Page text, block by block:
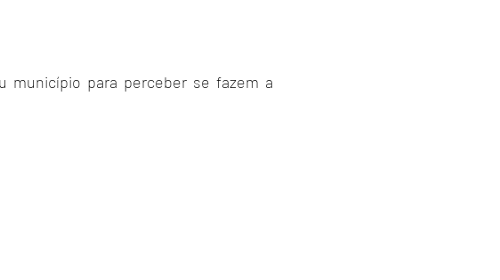
município para perceber se fazem a